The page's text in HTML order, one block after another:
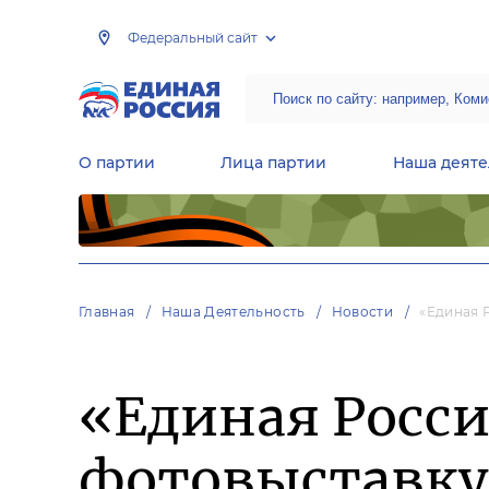
Федеральный сайт
О партии Лица партии Наша
Главная Наша Деятельность Новости «Единая
«Единая